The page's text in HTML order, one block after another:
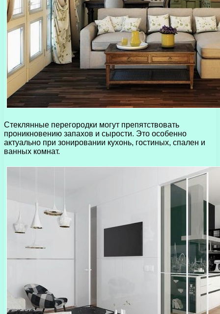
Стеклянные перегородки могут препятствовать
проникновению запахов и сырости. Это особенно
актуально при зонировании кухонь, гостиных, спален и
ванных комнат.